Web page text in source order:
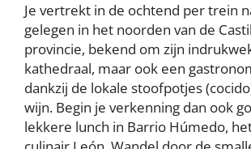
Je vertrekt in de ochtend per trein
gelegen in het noorden van de
provincie, bekend om zijn
kathedraal, maar ook een
dankzij de lokale stoofpotjes
wijn. Begin je verkenning dan ook
lekkere lunch in Barrio Húmedo,